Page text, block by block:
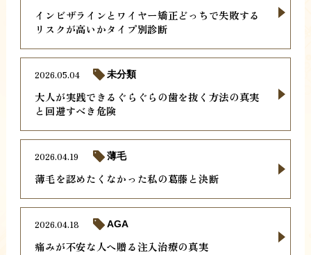
インビザラインとワイヤー矯正どっちで失敗する
リスクが高いかタイプ別診断
大人が実践できるぐらぐらの歯を抜く方法の真実
と回避すべき危険
2026.05.04 未分類
薄毛を認めたくなかった私の葛藤と決断
2026.04.19 薄毛
痛みが不安な人へ贈る注入治療の真実
2026.04.18 AGA